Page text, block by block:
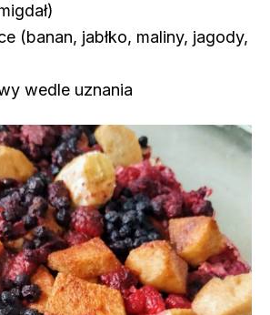
(banan, jabłko, maliny, jagody,
wedle uznania